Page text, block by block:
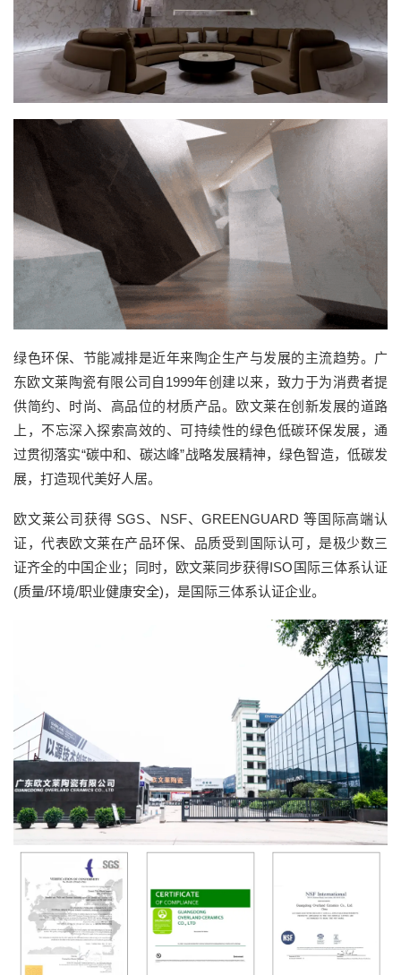
绿色环保、节能减排是近年来陶企生产与发展的主流趋势。广
东欧文莱陶瓷有限公司 自 1999年创建以来，致力于为消费者提
供简约、时尚、高品位的材质产品。欧文莱在创新发展的道路
上，不忘深入探索高效的、可持续性的绿色低碳环保发展，通
过贯彻落实“碳中和、碳达峰”战略发展精神，绿色智造，低碳发
展，打造现代美好人居。
欧文莱公司获得 SGS、NSF、GREENGUARD 等国际高端认
证，代表欧文莱在产品环保、品质受到国际认可，是极少数三
证齐全的中国企业；
同时，欧文莱同步获得ISO国际三体系认证
(质量/环境/职业健康安全)，是国际三体系认证企业。